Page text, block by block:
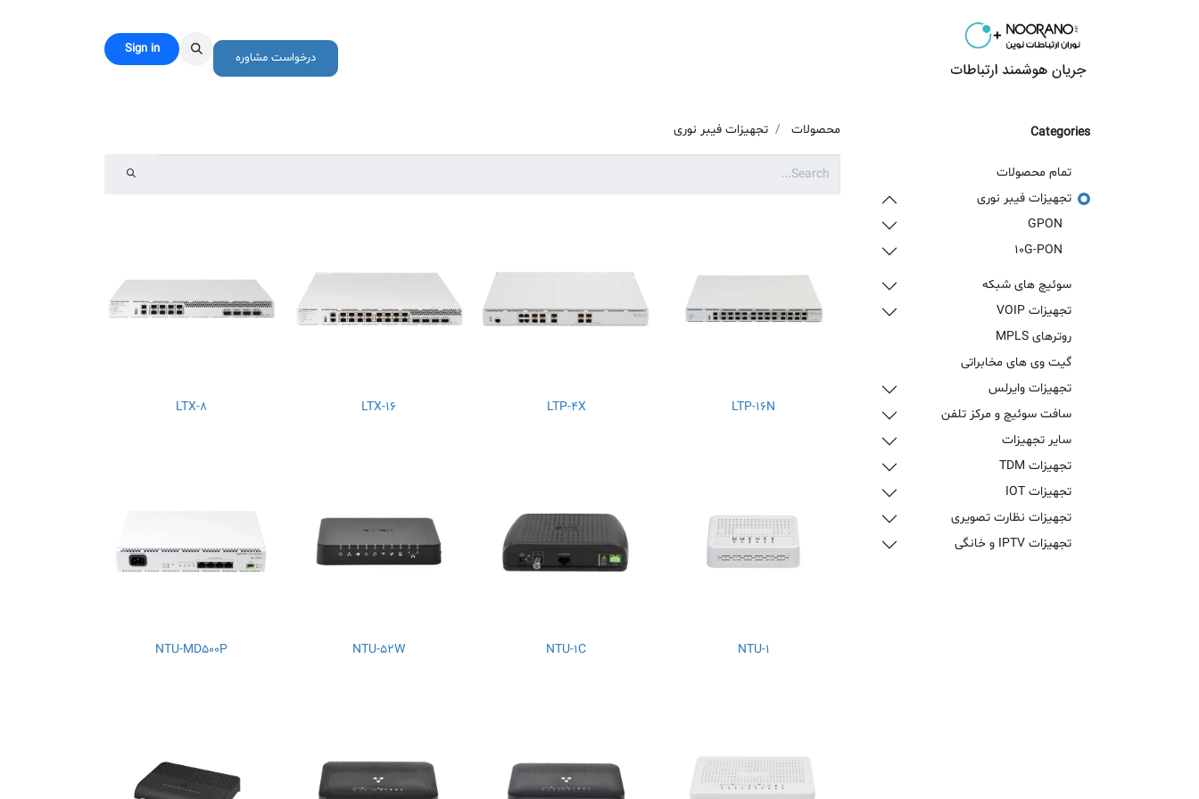
درخواست مشاوره
Sign in
Categories
تمام محصولات
تجهیزات فیبر نوری
GPON
10G-PON
سوئیچ های شبکه
تجهیزات VOIP
روترهای MPLS
گیت وی های مخابراتی
تجهیزات وایرلس
سافت سوئیچ و مرکز تلفن
سایر تجهیزات
تجهیزات TDM
تجهیزات IOT
تجهیزات نظارت تصویری
تجهیزات IPTV و خانگی
محصولات تجهیزات فیبر نوری
LTP-16N
LTP-4X
LTX-16
LTX-8
NTU-1
NTU-1C
NTU-52W
NTU-MD500P